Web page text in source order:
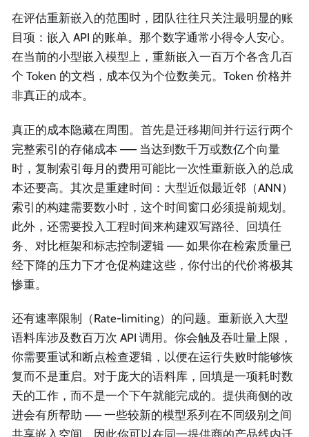
在评估重新嵌入的范围时，团队往往只关注最明显的账
目项：嵌入 API 的账单。那个数字通常小得令人安心。
在当前的小型嵌入模型上，重新嵌入一百万个各含几百
个 Token 的文档，成本仅为个位数美元。Token 价格并
非真正的成本。
真正的成本隐藏在周围。首先是迁移期间并行运行两个
完整索引的存储成本 —— 当达到数千万或数亿个向量
时，复制索引每月的费用可能比一次性重新嵌入的总成
本还要高。其次是重建时间：大型近似最近邻（ANN）
索引的构建需要数小时，这个时间窗口必须提前规划。
此外，还需要投入工程时间来构建双写路径、回填任
务、对比框架和标志控制逻辑 —— 如果你在检索质量已
经下降的压力下才仓促构建这些，你付出的代价将极其
惨重。
还有速率限制（Rate-limiting）的问题。重新嵌入大型
语料库涉及数百万次 API 调用。你会触及吞吐量上限，
你需要重试和断点检查逻辑，以便在运行失败时能够恢
复而不是重启。对于庞大的语料库，回填是一项耗时数
天的工作，而不是一个下午就能完成的。提供商侧的改
进会有所帮助 —— 一些较新的模型系列在不同级别之间
共享嵌入空间，因此你可以在同一提供商的产品线内迁